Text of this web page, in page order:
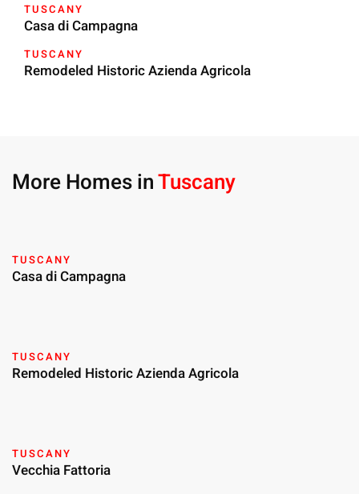
TUSCANY
Casa di Campagna
TUSCANY
Remodeled Historic Azienda Agricola
More Homes inTuscany
TUSCANY
Casa di Campagna
TUSCANY
Remodeled Historic Azienda Agricola
TUSCANY
Vecchia Fattoria